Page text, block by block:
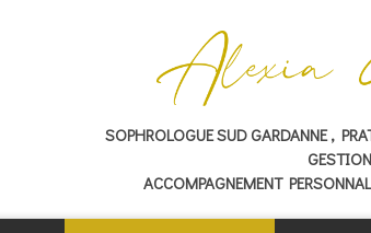
SOPHROLOGUE SUD GARDANNE ,
ACCOMPAGNEMENT